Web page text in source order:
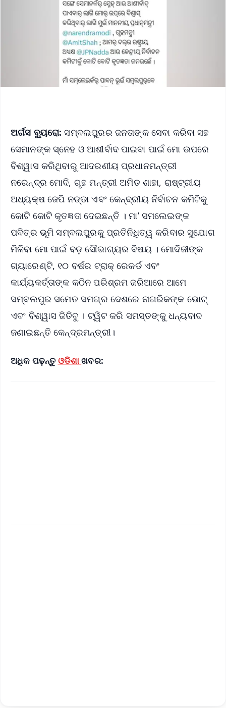
ଅର୍ଗସ ବ୍ୟୁରୋ:ସମ୍ବଲପୁରର ଜନତାଙ୍କ ସେବା କରିବା ସହ
ସେମାନଙ୍କ ସ୍ନେହ ଓ ଆଶୀର୍ବାଦ ପାଇବା ପାଇଁ ମୋ ଉପରେ
ବିଶ୍ୱାସ କରିଥିବାରୁ ଆଦରଣୀୟ ପ୍ରଧାନମନ୍ତ୍ରୀ
ନରେନ୍ଦ୍ର ମୋଦି, ଗୃହ ମନ୍ତ୍ରୀ ଅମିତ ଶାହା, ରାଷ୍ଟ୍ରୀୟ
ଅଧ୍ୟକ୍ଷ ଜେପି ନଡ୍ଡା ଏବଂ କେନ୍ଦ୍ରୀୟ ନିର୍ବାଚନ କମିଟିକୁ
କୋଟି କୋଟି କୃତଜ୍ଞତା ଦେଇଛନ୍ତି । ମା’ ସମଲେଇଙ୍କ
ପବିତ୍ର ଭୂମି ସମ୍ବଲପୁରକୁ ପ୍ରତିନିଧିତ୍ୱ କରିବାର ସୁଯୋଗ
ମିଳିବା ମୋ ପାଇଁ ବଡ଼ ସୌଭାଗ୍ୟର ବିଷୟ । ମୋଦିଜୀଙ୍କ
ଗ୍ୟାରେଣ୍ଟି, ୧୦ ବର୍ଷର ଟ୍ରାକ୍ ରେକର୍ଡ ଏବଂ
କାର୍ଯ୍ୟକର୍ତ୍ତାଙ୍କ କଠିନ ପରିଶ୍ରମ ଜରିଆରେ ଆମେ
ସମ୍ବଲପୁର ସମେତ ସମଗ୍ର ଦେଶରେ ନାଗରିକଙ୍କ ଭୋଟ୍
ଏବଂ ବିଶ୍ୱାସ ଜିତିବୁ । ଟ୍ୱିଟ କରି ସମସ୍ତଙ୍କୁ ଧନ୍ୟବାଦ
ଜଣାଇଛନ୍ତି କେନ୍ଦ୍ରମନ୍ତ୍ରୀ।
ଅଧିକ ପଢ଼ନ୍ତୁ ଓଡିଶାଖବର: